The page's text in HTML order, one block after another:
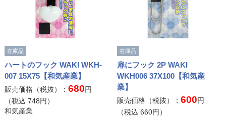
在庫品
ハートのフック WAKI WKH-
007 15X75【和気産業】
販売価格（税抜）： 680円
（税込 748円）
和気産業
在庫品
扉にフック 2P WAKI
WKH006 37X100【和気産
業】
販売価格（税抜）：600円
（税込660円）